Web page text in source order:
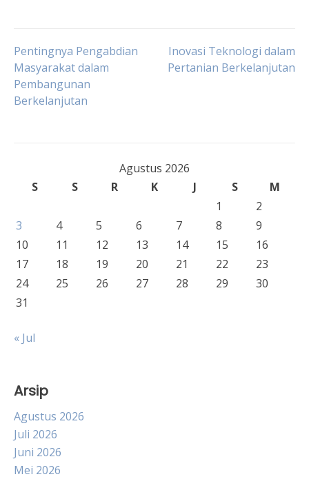
Navigasi
pos
Pentingnya Pengabdian
Masyarakat dalam
Pembangunan
Berkelanjutan
Inovasi Teknologi dalam
Pertanian Berkelanjutan
Agustus 2026
S
S R K J S
M
1
2
3
4 5 6 7 8
9
10
11 12 13 14 15
16
17
18 19 20 21 22
23
24
25 26 27 28 29
30
31
« Jul
Arsip
Agustus 2026
Juli 2026
Juni 2026
Mei 2026